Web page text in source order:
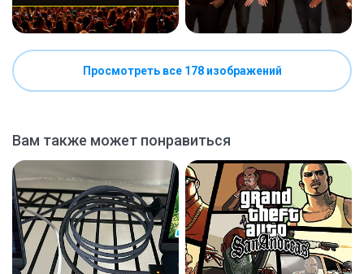
Просмотреть все 178 изображений
Вам также может понравиться